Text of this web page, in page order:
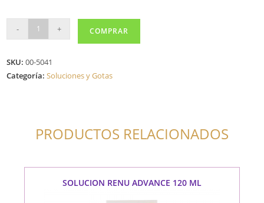
SOLUCION
RENU
- + COMPRAR
SKU:00-5041
Categoría:Soluciones y Gotas
PRODUCTOS RELACIONADOS
SOLUCION RENU ADVANCE 120 ML